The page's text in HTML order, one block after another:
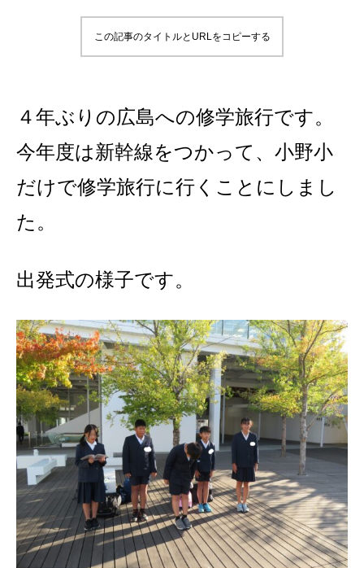
この記事のタイトルとURLをコピーする
４年ぶりの広島への修学旅行です。
今年度は新幹線をつかって、小野小
だけで修学旅行に行くことにしまし
た。
出発式の様子です。